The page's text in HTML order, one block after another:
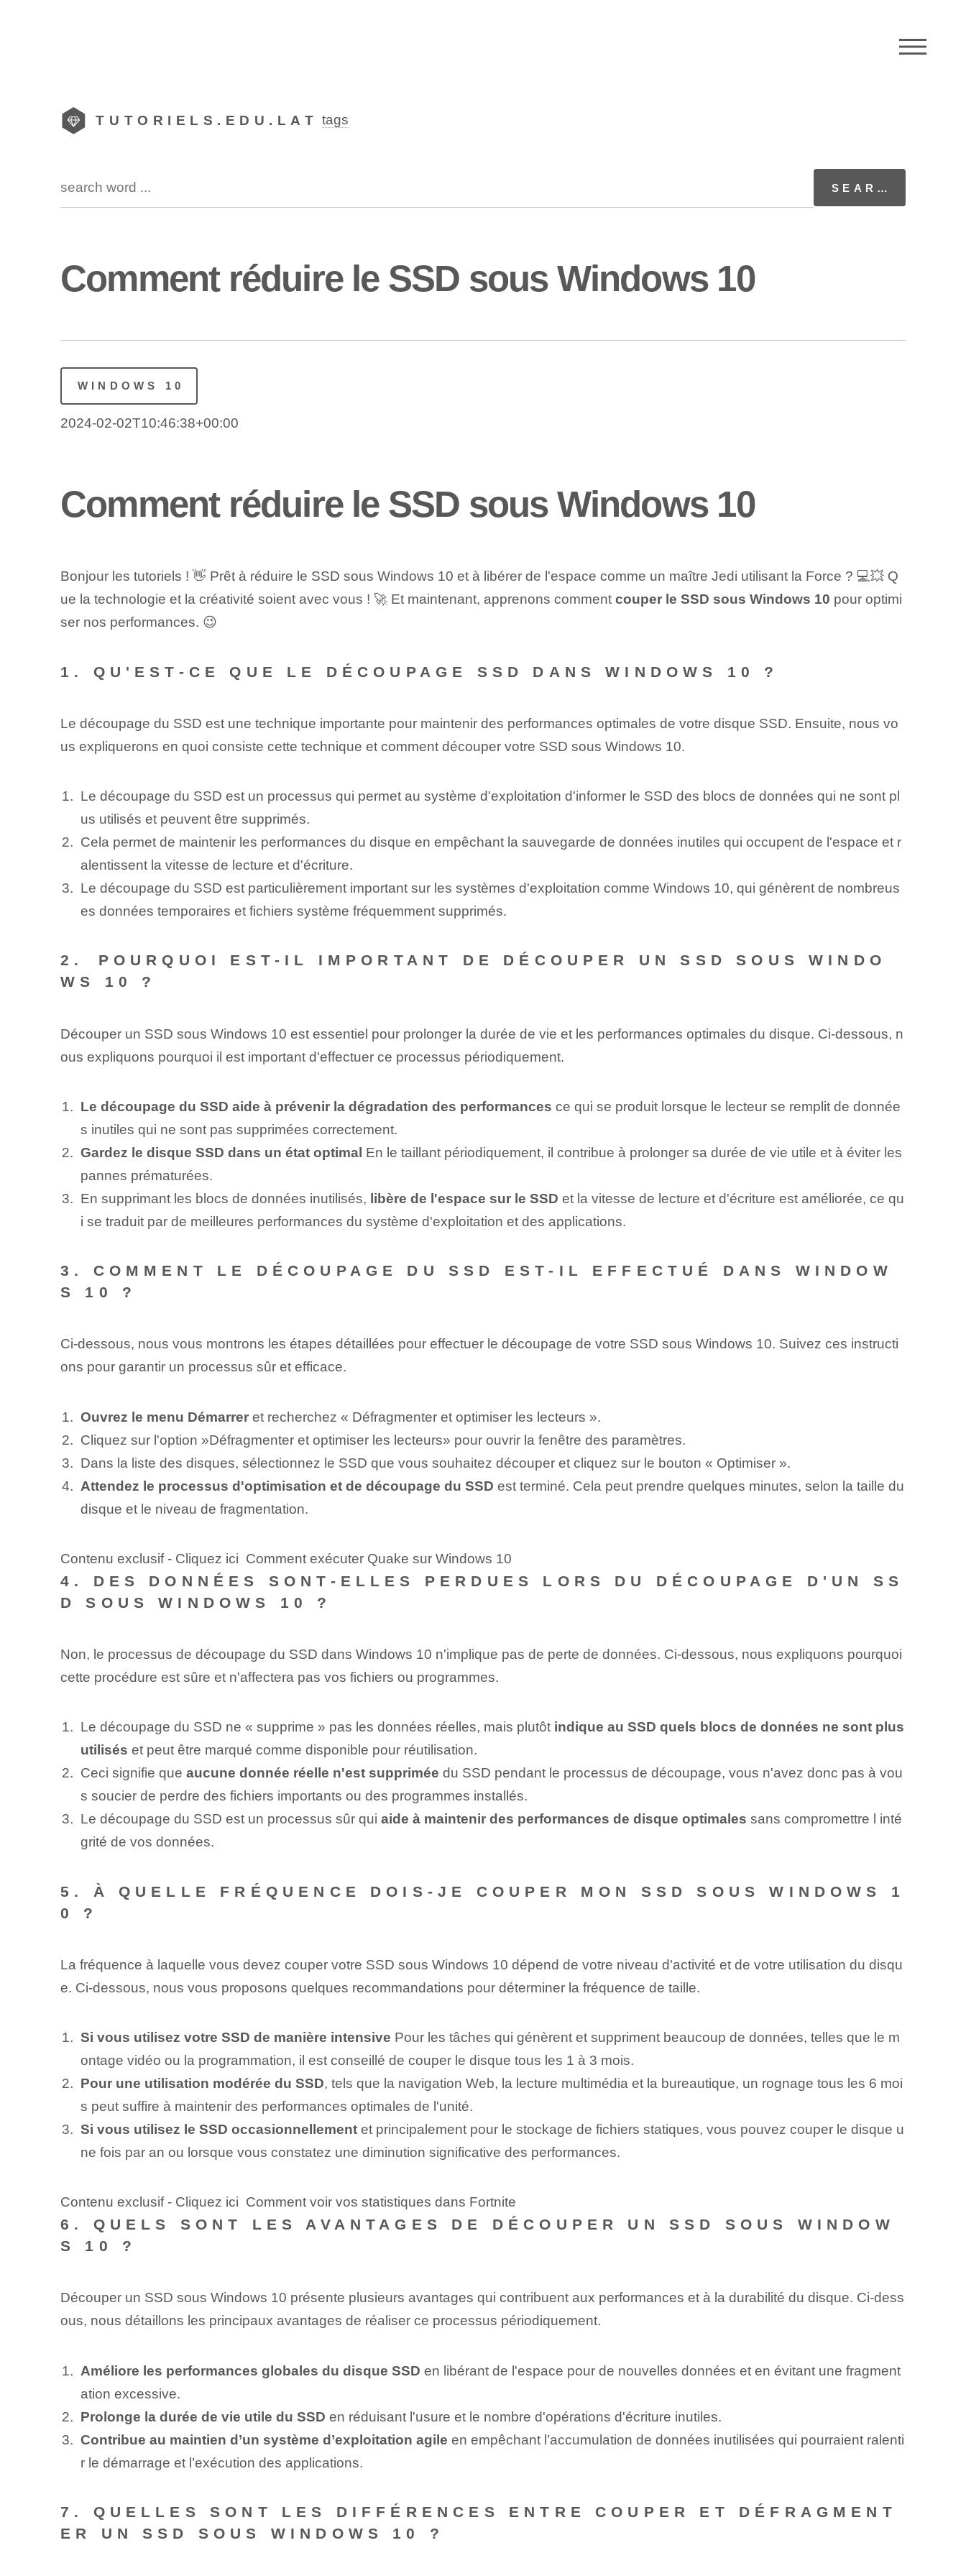
TUTORIELS.EDU.LAT tags
Comment réduire le SSD sous Windows 10
WINDOWS 10
2024-02-02T10:46:38+00:00
Comment réduire le SSD sous Windows 10
Bonjour les tutoriels ! 👋 Prêt⁣ à réduire le SSD sous Windows 10⁢ et à libérer de l'espace comme un maître Jedi utilisant la Force ? 💻💥‌ Q
ue la technologie et la créativité soient avec vous ! ⁢🚀 Et ‌maintenant, apprenons⁢ comment couper le SSD ‌sous Windows 10 pour optimi
ser nos performances. 😉
1. QU'EST-CE QUE LE DÉCOUPAGE SSD DANS WINDOWS 10 ?
Le découpage du SSD⁤ est une technique importante pour maintenir des performances optimales⁤ de votre disque SSD. Ensuite, nous vo
us expliquerons en quoi consiste cette technique et comment découper votre SSD sous Windows 10.
Le découpage du SSD est un processus qui permet au système d'exploitation d'informer le SSD des blocs de données qui ne sont pl
us utilisés et peuvent être supprimés.
Cela permet de maintenir les performances du disque en empêchant la sauvegarde de données inutiles qui occupent de l'espace et r
alentissent la vitesse de lecture et d'écriture.
Le découpage du SSD est particulièrement important sur les systèmes d'exploitation comme Windows 10, qui génèrent de nombreus
es données temporaires et fichiers système fréquemment supprimés.
2. ⁤POURQUOI EST-IL IMPORTANT DE DÉCOUPER UN SSD SOUS WINDO
WS 10 ?
Découper un SSD sous Windows 10 est essentiel pour prolonger la durée de vie et les performances optimales du disque. Ci-dessous, n
ous ⁢expliquons ⁣pourquoi⁢ il est ⁢important d'effectuer ce processus périodiquement.
Le découpage du SSD aide à prévenir la dégradation des performances ce qui se produit lorsque le lecteur se remplit de donnée
s inutiles qui ne sont pas supprimées correctement.
Gardez le disque SSD dans un état ⁤optimal⁢ En le taillant périodiquement, il contribue à prolonger sa durée de vie utile et à éviter les
pannes prématurées.
En ⁢supprimant‍ les blocs de données inutilisés⁢,⁢ libère de l'espace sur le SSD et la vitesse de lecture et d'écriture est améliorée, ce qu
i se traduit par de meilleures performances du système d'exploitation et des applications.
3. COMMENT LE DÉCOUPAGE DU SSD EST-IL EFFECTUÉ DANS WINDOW
S 10 ?
Ci-dessous, nous vous montrons les étapes détaillées pour effectuer le découpage de votre SSD sous Windows 10. Suivez ces instructi
ons pour garantir un processus sûr et efficace.
Ouvrez le menu Démarreret recherchez « Défragmenter et optimiser les lecteurs ».
Cliquez sur l'option ‌»Défragmenter ⁣et optimiser les lecteurs» pour ouvrir la ⁣fenêtre des paramètres.
Dans la liste des disques, sélectionnez le SSD que vous souhaitez découper et cliquez sur le bouton « Optimiser ».
Attendez le processus d'optimisation et de découpage du SSD ⁣ est terminé. Cela peut prendre quelques minutes, selon la taille du
disque et le niveau de fragmentation.
Contenu exclusif - Cliquez ici Comment exécuter Quake sur Windows 10
4. DES DONNÉES SONT-ELLES PERDUES LORS DU DÉCOUPAGE D'UN SS
D SOUS WINDOWS 10 ?
Non, le processus de découpage du SSD dans Windows 10 n'implique pas de perte de données. Ci-dessous, nous expliquons pourquoi
cette procédure est sûre et n'affectera pas vos fichiers ou programmes.
Le découpage du SSD ne « supprime » pas les données réelles⁤, mais plutôt ⁤ indique au SSD quels blocs de données ne sont plus
utilisés et peut être marqué comme ‌disponible pour réutilisation.
Ceci signifie que aucune donnée réelle n'est ⁤supprimée du SSD pendant le processus de découpage, vous n'avez donc pas à vou
s soucier de perdre des fichiers importants ou des programmes installés.
Le découpage du SSD est un processus sûr qui ⁣ aide à maintenir⁤ des performances de disque optimales ⁢sans compromettre ‌l⁤ inté
grité ‌de vos données.
5. À QUELLE FRÉQUENCE DOIS-JE COUPER MON SSD SOUS WINDOWS 1
0 ?
La fréquence à laquelle vous devez couper votre SSD sous Windows 10 dépend de votre niveau d'activité et de votre utilisation du disqu
e. Ci-dessous, nous vous proposons quelques recommandations pour déterminer la fréquence de taille.
Si vous utilisez votre SSD de manière intensive Pour les tâches qui génèrent et suppriment beaucoup de données, telles que le m
ontage vidéo ou la programmation, il est conseillé de couper le disque tous les 1 à 3 mois.
Pour une utilisation modérée du SSD, tels que la navigation Web, la lecture multimédia et la bureautique, un rognage tous les ⁢6⁢ moi
s peut suffire à maintenir⁣ des performances​ optimales de l'unité.
Si vous utilisez le SSD occasionnellementet principalement pour le stockage de fichiers statiques, vous pouvez couper le disque u
ne fois par an ou lorsque vous constatez une diminution significative des performances.
Contenu exclusif - Cliquez ici Comment voir vos statistiques dans Fortnite
6. QUELS SONT LES AVANTAGES DE DÉCOUPER UN SSD SOUS WINDOW
S 10 ?
Découper un SSD sous Windows 10 présente plusieurs avantages qui contribuent aux performances et à la durabilité du disque. Ci-dess
ous, nous détaillons les principaux avantages de réaliser ce processus périodiquement.
Améliore les performances globales du disque SSD en libérant de l'espace pour de nouvelles données et en évitant une fragment
ation excessive.
Prolonge la durée de vie utile du SSD en réduisant l'usure et le nombre d'opérations d'écriture inutiles.
Contribue au maintien d’un système d’exploitation agile ‍en‍ empêchant​ l’accumulation de données inutilisées ⁣qui pourraient⁣ ralenti
r le démarrage et l’exécution des applications.
7. QUELLES SONT LES DIFFÉRENCES ENTRE COUPER ET DÉFRAGMENT
ER UN SSD SOUS WINDOWS 10 ?